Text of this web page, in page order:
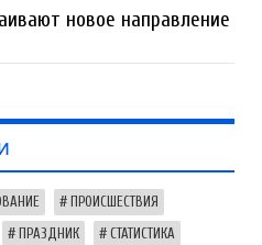
новое направление
ПРОИСШЕСТВИЯ
ПРАЗДНИК СТАТИСТИКА